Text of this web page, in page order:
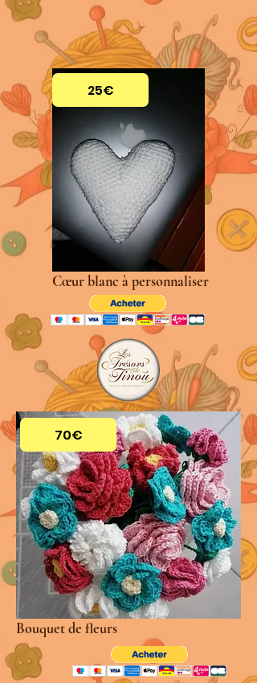
25€
Cœur blanc à personnaliser
70€
Bouquet de fleurs